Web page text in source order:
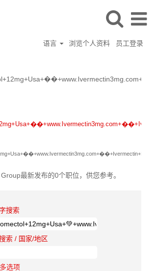
语言 浏览个人资料 员工登录
最新发布的0个职位，供您参考。
搜索
索 / 国家/地区
选项